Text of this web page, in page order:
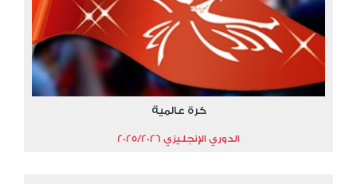
كرة عالمية
الدوري الإنجليزي 2025/2026